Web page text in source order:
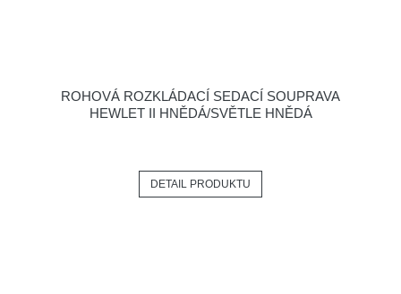
ROHOVÁ ROZKLÁDACÍ SEDACÍ SOUPRAVA
HEWLET II HNĚDÁ/SVĚTLE HNĚDÁ
DETAIL PRODUKTU